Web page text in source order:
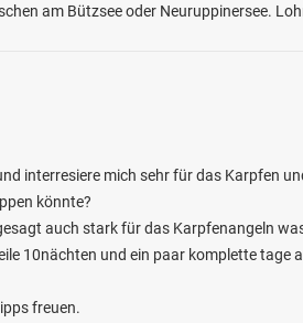
am Bützsee oder Neuruppinersee.
interresiere mich sehr für das Karpfen
könnte?
auch stark für das Karpfenangeln
10nächten und ein paar komplette tage
freuen.